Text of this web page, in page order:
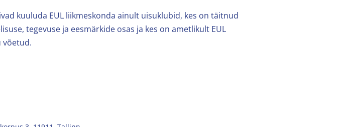
kuuluda EUL liikmeskonda ainult uisuklubid, kes on täitnud
tegevuse ja eesmärkide osas ja kes on ametlikult EUL
võetud.